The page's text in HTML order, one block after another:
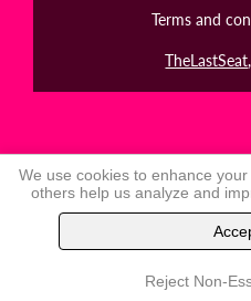
Terms and
TheLastSeat
We use cookies to enhance
others help us analyze and
Reject Non-